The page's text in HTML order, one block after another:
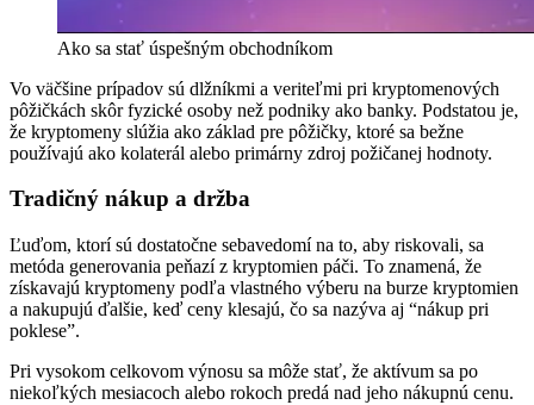
Ako sa stať úspešným obchodníkom
Vo väčšine prípadov sú dlžníkmi a veriteľmi pri kryptomenových
pôžičkách skôr fyzické osoby než podniky ako banky. Podstatou je,
že kryptomeny slúžia ako základ pre pôžičky, ktoré sa bežne
používajú ako kolaterál alebo primárny zdroj požičanej hodnoty.
Tradičný nákup a držba
Ľuďom, ktorí sú dostatočne sebavedomí na to, aby riskovali, sa
metóda generovania peňazí z kryptomien páči. To znamená, že
získavajú kryptomeny podľa vlastného výberu na burze kryptomien
a nakupujú ďalšie, keď ceny klesajú, čo sa nazýva aj “nákup pri
poklese”.
Pri vysokom celkovom výnosu sa môže stať, že aktívum sa po
niekoľkých mesiacoch alebo rokoch predá nad jeho nákupnú cenu.